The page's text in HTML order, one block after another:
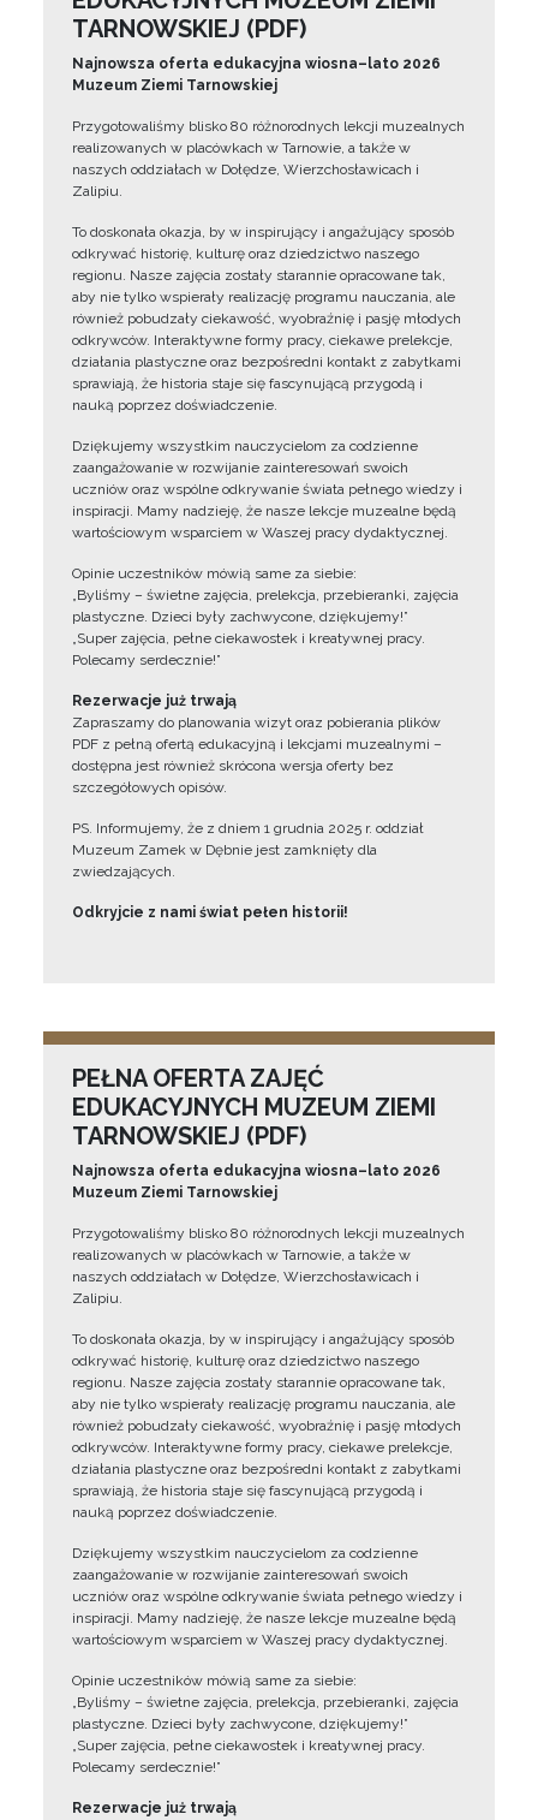
TARNOWSKIEJ (PDF)
Najnowsza oferta edukacyjna wiosna–lato 2026
Muzeum Ziemi Tarnowskiej
Przygotowaliśmy blisko 80 różnorodnych lekcji muzealnych
realizowanych w placówkach w Tarnowie, a także w
naszych oddziałach w Dołędze, Wierzchosławicach i
Zalipiu.
To doskonała okazja, by w inspirujący i angażujący sposób
odkrywać historię, kulturę oraz dziedzictwo naszego
regionu. Nasze zajęcia zostały starannie opracowane tak,
aby nie tylko wspierały realizację programu nauczania, ale
również pobudzały ciekawość, wyobraźnię i pasję młodych
odkrywców. Interaktywne formy pracy, ciekawe prelekcje,
działania plastyczne oraz bezpośredni kontakt z zabytkami
sprawiają, że historia staje się fascynującą przygodą i
nauką poprzez doświadczenie.
Dziękujemy wszystkim nauczycielom za codzienne
zaangażowanie w rozwijanie zainteresowań swoich
uczniów oraz wspólne odkrywanie świata pełnego wiedzy i
inspiracji. Mamy nadzieję, że nasze lekcje muzealne będą
wartościowym wsparciem w Waszej pracy dydaktycznej.
Opinie uczestników mówią same za siebie:
„Byliśmy – świetne zajęcia, prelekcja, przebieranki, zajęcia
plastyczne. Dzieci były zachwycone, dziękujemy!”
„Super zajęcia, pełne ciekawostek i kreatywnej pracy.
Polecamy serdecznie!”
Rezerwacje już trwają
Zapraszamy do planowania wizyt oraz pobierania plików
PDF z pełną ofertą edukacyjną i lekcjami muzealnymi –
dostępna jest również skrócona wersja oferty bez
szczegółowych opisów.
PS. Informujemy, że z dniem 1 grudnia 2025 r. oddział
Muzeum Zamek w Dębnie jest zamknięty dla
zwiedzających.
Odkryjcie z nami świat pełen historii!
PEŁNA OFERTA ZAJĘĆ
EDUKACYJNYCH MUZEUM ZIEMI
TARNOWSKIEJ (PDF)
Najnowsza oferta edukacyjna wiosna–lato 2026
Muzeum Ziemi Tarnowskiej
Przygotowaliśmy blisko 80 różnorodnych lekcji muzealnych
realizowanych w placówkach w Tarnowie, a także w
naszych oddziałach w Dołędze, Wierzchosławicach i
Zalipiu.
To doskonała okazja, by w inspirujący i angażujący sposób
odkrywać historię, kulturę oraz dziedzictwo naszego
regionu. Nasze zajęcia zostały starannie opracowane tak,
aby nie tylko wspierały realizację programu nauczania, ale
również pobudzały ciekawość, wyobraźnię i pasję młodych
odkrywców. Interaktywne formy pracy, ciekawe prelekcje,
działania plastyczne oraz bezpośredni kontakt z zabytkami
sprawiają, że historia staje się fascynującą przygodą i
nauką poprzez doświadczenie.
Dziękujemy wszystkim nauczycielom za codzienne
zaangażowanie w rozwijanie zainteresowań swoich
uczniów oraz wspólne odkrywanie świata pełnego wiedzy i
inspiracji. Mamy nadzieję, że nasze lekcje muzealne będą
wartościowym wsparciem w Waszej pracy dydaktycznej.
Opinie uczestników mówią same za siebie:
„Byliśmy – świetne zajęcia, prelekcja, przebieranki, zajęcia
plastyczne. Dzieci były zachwycone, dziękujemy!”
„Super zajęcia, pełne ciekawostek i kreatywnej pracy.
Polecamy serdecznie!”
Rezerwacje już trwają